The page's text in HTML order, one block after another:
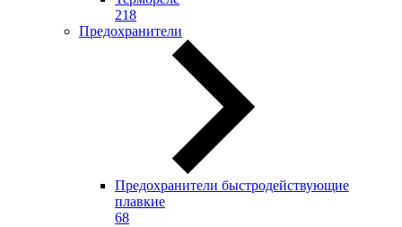
218
Предохранители
Предохранители быстродействующие
плавкие
68